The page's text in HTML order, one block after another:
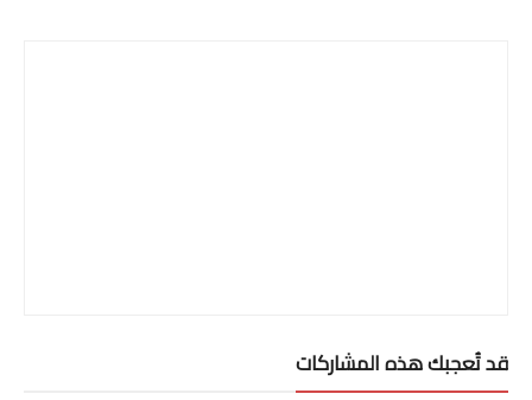
قد تُعجبك هذه المشاركات